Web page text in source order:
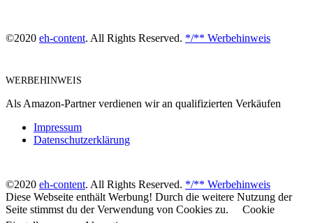
©2020 eh-content. All Rights Reserved. */** Werbehinweis
WERBEHINWEIS
Als Amazon-Partner verdienen wir an qualifizierten Verkäufen
Impressum
Datenschutzerklärung
©2020 eh-content. All Rights Reserved. */** Werbehinweis
Diese Webseite enthält Werbung! Durch die weitere Nutzung der
Seite stimmst du der Verwendung von Cookies zu.
Cookie